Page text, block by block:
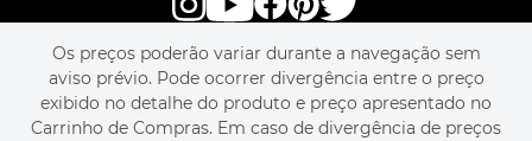
PERGUNTAS FREQUENTES
MEU CADASTRO
MEU PEDIDO
CUPONS DE DESCONTO
MAPA DO SITE
LIVELO
Os preços poderão variar durante a navegação sem
aviso prévio. Pode ocorrer divergência entre o preço
exibido no detalhe do produto e preço apresentado no
Carrinho de Compras. Em caso de divergência de preços